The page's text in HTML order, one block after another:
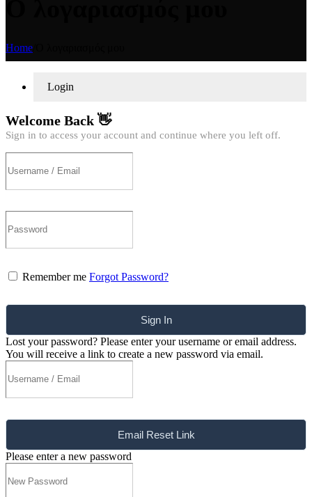
Home
Login
Welcome Back 👋
Sign in to access your account and continue where you left off.
Remember me Forgot Password?
Sign In
Lost your password? Please enter your username or email address.
You will receive a link to create a new password via email.
Email Reset Link
Please enter a new password